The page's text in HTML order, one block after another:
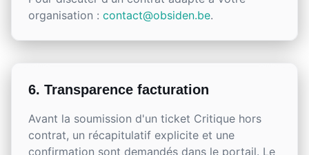
organisation : contact@obsiden.be.
6. Transparence facturation
Avant la soumission d'un ticket Critique hors
contrat, un récapitulatif explicite et une
confirmation sont demandés dans le portail. Le